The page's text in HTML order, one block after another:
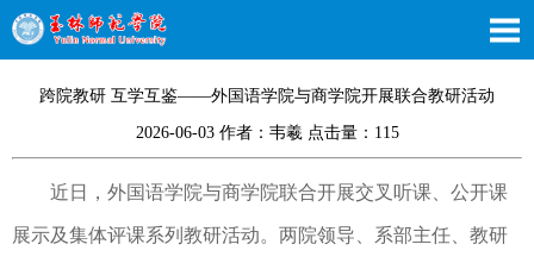
跨院教研 互学互鉴——外国语学院与商学院开展联合教研活动
2026-06-03 作者：韦羲 点击量： 115
近日，外国语学院与商学院联合开展交叉听课、公开课
展示及集体评课系列教研活动。两院领导、系部主任、教研